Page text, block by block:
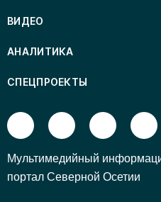
ВИДЕО
АНАЛИТИКА
СПЕЦПРОЕКТЫ
Mультимедийный
портал Северной Осетии